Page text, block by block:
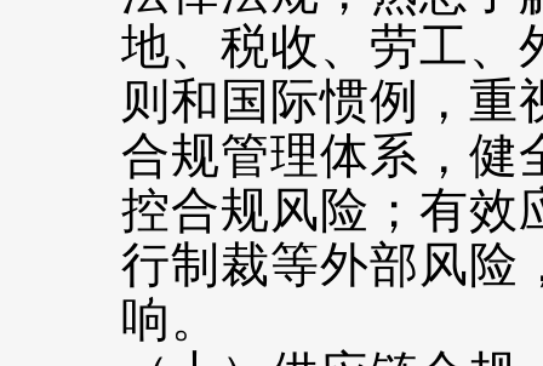
地、税收、劳工、
则和国际惯例，重
合规管理体系，健
控合规风险；有效
行制裁等外部风险
响。